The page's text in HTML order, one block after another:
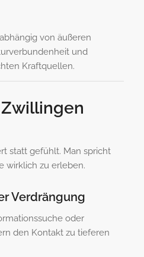
von äußeren
und
Kraftquellen.
statt gefühlt. Man spricht
wirklich zu erleben.
Verdrängung
oder
den Kontakt zu tieferen